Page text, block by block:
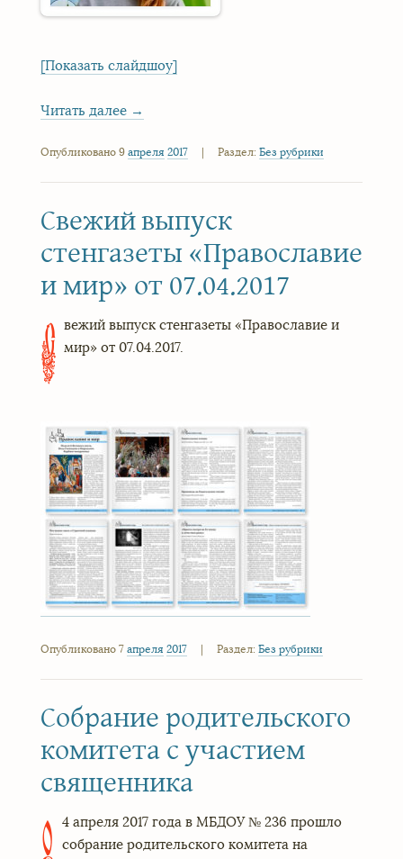
[Показать слайдшоу]
Читать далее →
Опубликовано 9 апреля 2017 | Раздел: Без рубрики
Свежий выпуск
стенгазеты «Православие
и мир» от 07.04.2017
С вежий выпуск стенгазеты «Православие и
мир» от 07.04.2017.
Опубликовано 7 апреля 2017 | Раздел: Без рубрики
Собрание родительского
комитета с участием
священника
4 апреля 2017 года в МБДОУ № 236 прошло
собрание родительского комитета на